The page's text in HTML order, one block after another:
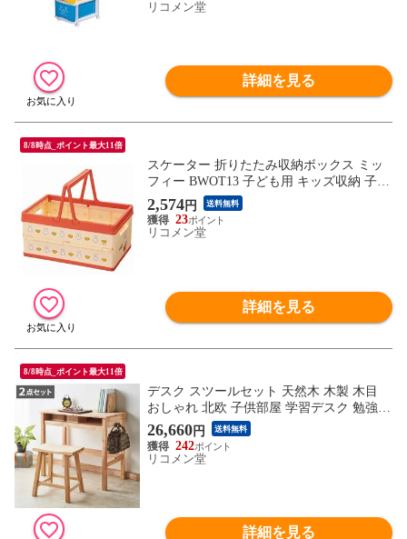
リコメン堂
詳細を見る
8/8時点_ポイント最大11倍
スケーター 折りたたみ収納ボックス ミッ
フィー BWOT13 子ども用 キッズ収納 子供
おもちゃ 片付け 取っ手付き【送料無料】
2,574円 送料無料
23
リコメン堂
詳細を見る
8/8時点_ポイント最大11倍
デスク スツールセット 天然木 木製 木目
おしゃれ 北欧 子供部屋 学習デスク 勉強机
学習机 書斎 省スペース コンパクト ナチュ
ラル NATURAL SIGNATURE【送料無料】
26,660円 送料無料
242
リコメン堂
詳細を見る